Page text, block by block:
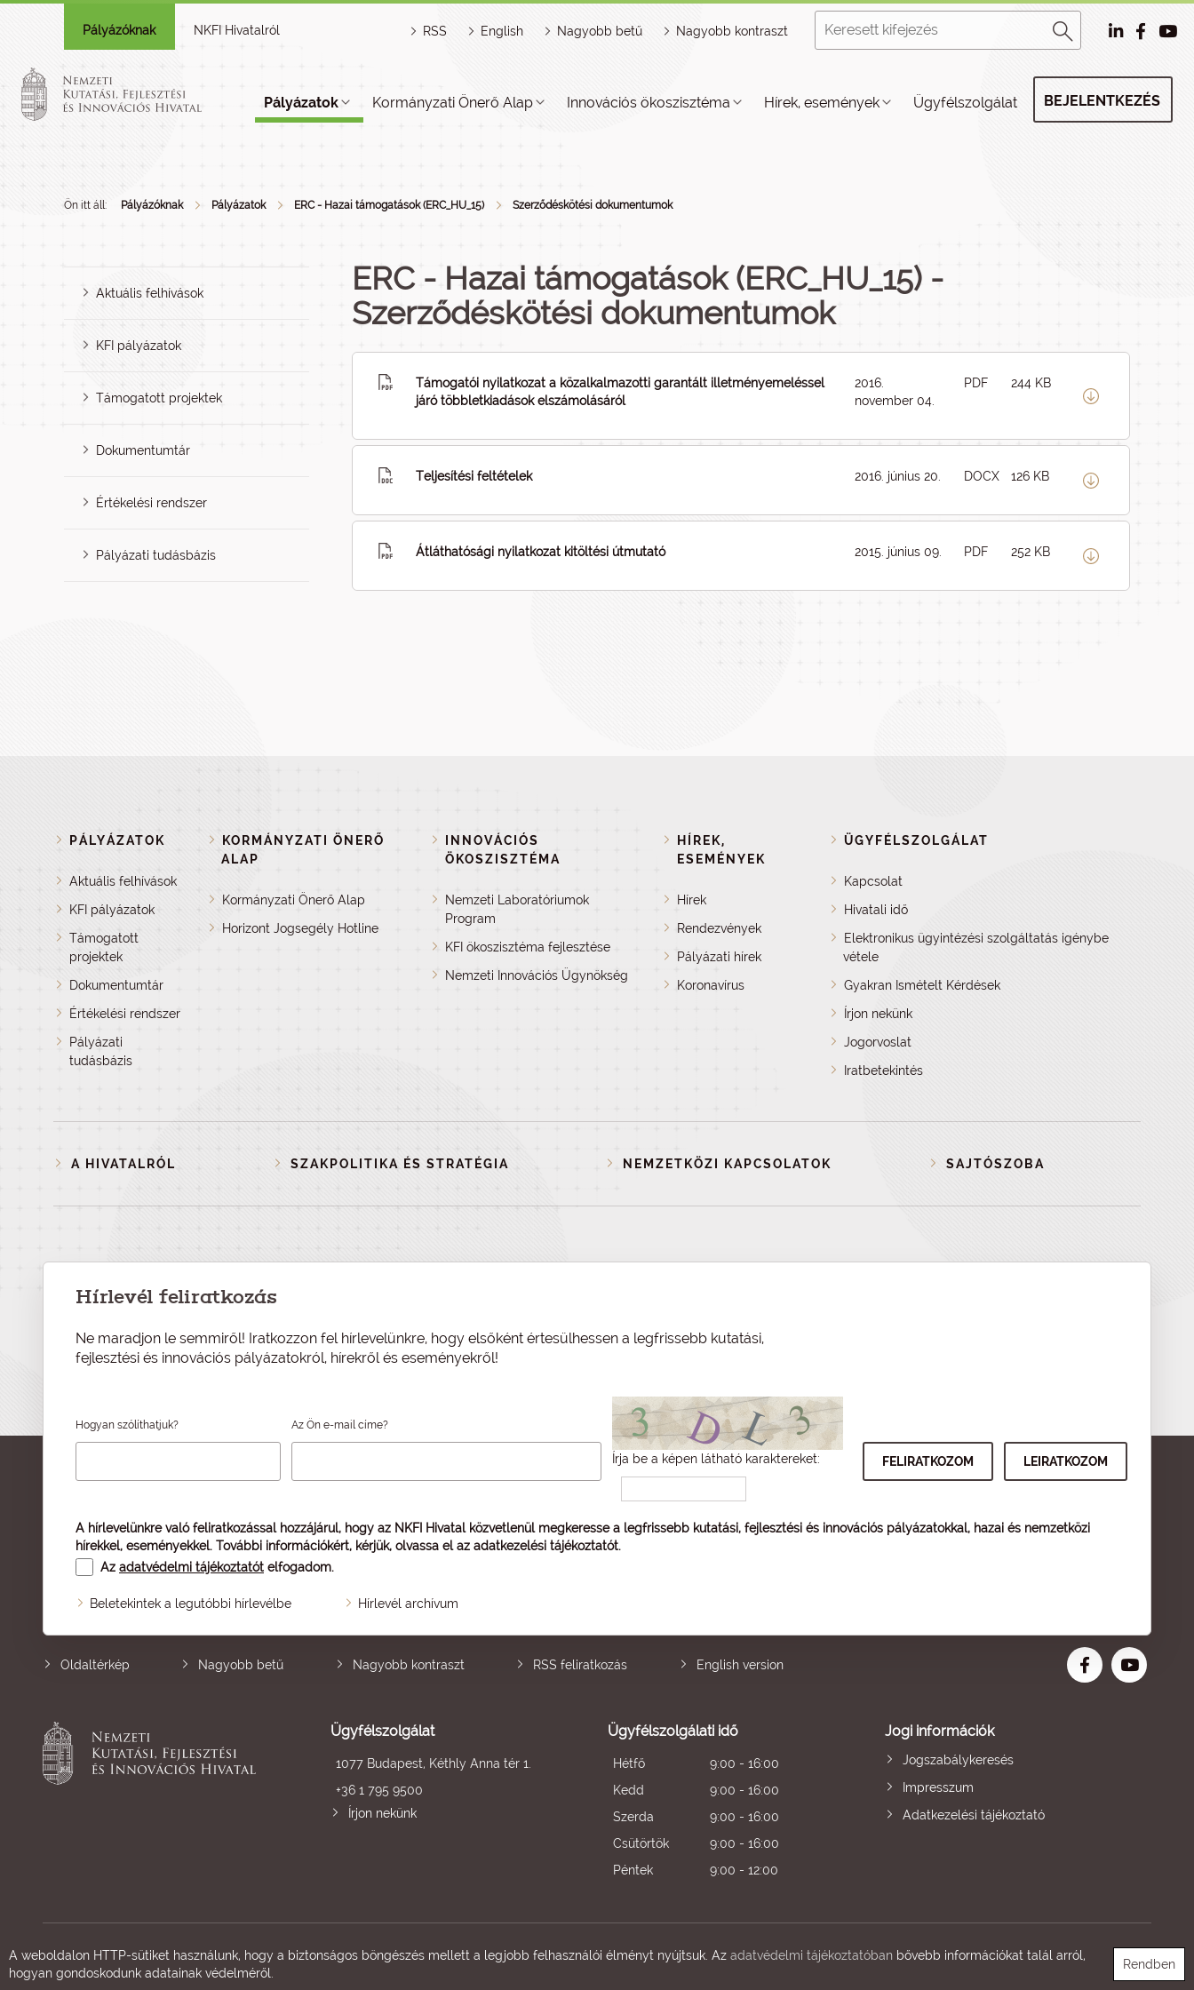
Pályázóknak NKFI Hivatalról RSS English Nagyobb betű Nagyobb kontraszt
Pályázatok Kormányzati Önerő Alap Innovációs ökoszisztéma Hírek, események Ügyfélszolgálat BEJELENTKEZÉS
Ön itt áll: Pályázóknak Pályázatok ERC - Hazai támogatások (ERC_HU_15) Szerződéskötési dokumentumok
Aktuális felhívások
KFI pályázatok
Támogatott projektek
Dokumentumtár
Értékelési rendszer
Pályázati tudásbázis
ERC - Hazai támogatások (ERC_HU_15) -
Szerződéskötési dokumentumok
Támogatói nyilatkozat a közalkalmazotti garantált illetményemeléssel
járó többletkiadások elszámolásáról
2016.
november 04.
PDF 244 KB
Teljesítési feltételek 2016. június 20. DOCX 126 KB
Átláthatósági nyilatkozat kitöltési útmutató 2015. június 09. PDF 252 KB
PÁLYÁZATOK
Aktuális felhívások
KFI pályázatok
Támogatott
projektek
Dokumentumtár
Értékelési rendszer
Pályázati
tudásbázis
KORMÁNYZATI ÖNERŐ
ALAP
Kormányzati Önerő Alap
Horizont Jogsegély Hotline
INNOVÁCIÓS
ÖKOSZISZTÉMA
Nemzeti Laboratóriumok
Program
KFI ökoszisztéma fejlesztése
Nemzeti Innovációs Ügynökség
HÍREK,
ESEMÉNYEK
Hírek
Rendezvények
Pályázati hírek
Koronavírus
ÜGYFÉLSZOLGÁLAT
Kapcsolat
Hivatali idő
Elektronikus ügyintézési szolgáltatás igénybe
vétele
Gyakran Ismételt Kérdések
Írjon nekünk
Jogorvoslat
Iratbetekintés
A HIVATALRÓL SZAKPOLITIKA ÉS STRATÉGIA NEMZETKÖZI KAPCSOLATOK SAJTÓSZOBA
Hírlevél feliratkozás
Ne maradjon le semmiről! Iratkozzon fel hírlevelünkre, hogy elsőként értesülhessen a legfrissebb kutatási,
fejlesztési és innovációs pályázatokról, hírekről és eseményekről!
Hogyan szólíthatjuk? Az Ön e-mail címe?
Írja be a képen látható karaktereket:
A hírlevelünkre való feliratkozással hozzájárul, hogy az NKFI Hivatal közvetlenül megkeresse a legfrissebb kutatási, fejlesztési és innovációs pályázatokkal, hazai és nemzetközi
hírekkel, eseményekkel. További információkért, kérjük, olvassa el az adatkezelési tájékoztatót.
Az adatvédelmi tájékoztatót elfogadom.
Beletekintek a legutóbbi hírlevélbe Hírlevél archívum
Oldaltérkép Nagyobb betű Nagyobb kontraszt RSS feliratkozás English version
Ügyfélszolgálat
1077 Budapest, Kéthly Anna tér 1.
+36 1 795 9500
Írjon nekünk
Ügyfélszolgálati idő
Hétfő
9:00 - 16:00
Kedd
9:00 - 16:00
Szerda
9:00 - 16:00
Csütörtök
9:00 - 16:00
Péntek
9:00 - 12:00
Jogi információk
Jogszabálykeresés
Impresszum
Adatkezelési tájékoztató
A weboldalon HTTP-sütiket használunk, hogy a biztonságos böngészés mellett a legjobb felhasználói élményt nyújtsuk. Az adatvédelmi tájékoztatóban bővebb információkat talál arról,
hogyan gondoskodunk adatainak védelméről.
Rendben